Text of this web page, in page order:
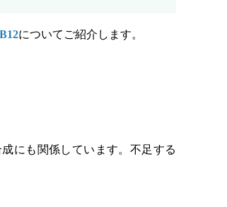
についてご紹介します。
にも関係しています。不足する